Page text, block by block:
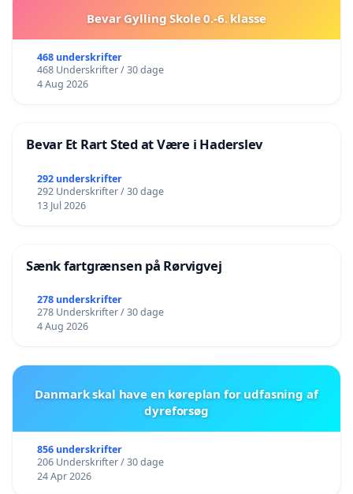
Bevar Gylling Skole 0.-6. klasse
468 underskrifter
468 Underskrifter / 30 dage
4 Aug 2026
Bevar Et Rart Sted at Være i Haderslev
292 underskrifter
292 Underskrifter / 30 dage
13 Jul 2026
Sænk fartgrænsen på Rørvigvej
278 underskrifter
278 Underskrifter / 30 dage
4 Aug 2026
Danmark skal have en køreplan for udfasning af
dyreforsøg
856 underskrifter
206 Underskrifter / 30 dage
24 Apr 2026